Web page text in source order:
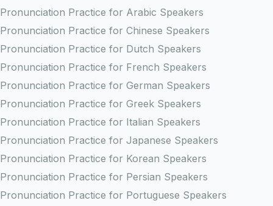
Pronunciation Practice for Arabic Speakers
Pronunciation Practice for Chinese Speakers
Pronunciation Practice for Dutch Speakers
Pronunciation Practice for French Speakers
Pronunciation Practice for German Speakers
Pronunciation Practice for Greek Speakers
Pronunciation Practice for Italian Speakers
Pronunciation Practice for Japanese Speakers
Pronunciation Practice for Korean Speakers
Pronunciation Practice for Persian Speakers
Pronunciation Practice for Portuguese Speakers